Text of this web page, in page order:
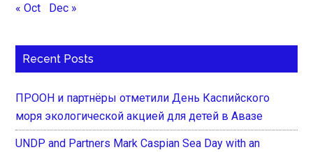
« Oct Dec »
Recent Posts
ПРООН и партнёры отметили День Каспийского
моря экологической акцией для детей в Авазе
UNDP and Partners Mark Caspian Sea Day with an